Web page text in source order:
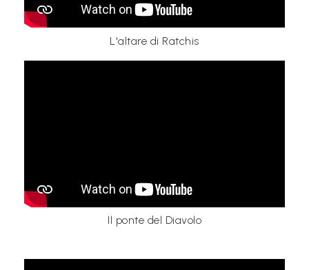
L'altare di Ratchis
Il ponte del Diavolo